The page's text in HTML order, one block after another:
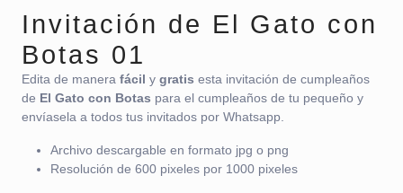
Invitación de El Gato con
Botas 01
Edita de manera fácil y gratis esta invitación de cumpleaños
de El Gato con Botas para el cumpleaños de tu pequeño y
envíasela a todos tus invitados por Whatsapp.
Archivo descargable en formato jpg o png
Resolución de 600 pixeles por 1000 pixeles